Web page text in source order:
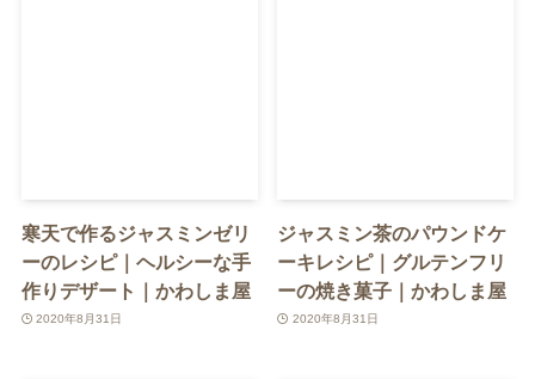
寒天で作るジャスミンゼリ
ーのレシピ｜ヘルシーな手
作りデザート｜かわしま屋
2020年8月31日
ジャスミン茶のパウンドケ
ーキレシピ｜グルテンフリ
ーの焼き菓子｜かわしま屋
2020年8月31日